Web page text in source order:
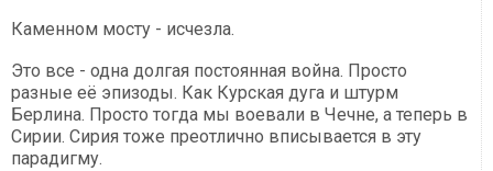
Каменном мосту - исчезла.
Это все - одна долгая постоянная война. Просто
разные её эпизоды. Как Курская дуга и штурм
Берлина. Просто тогда мы воевали в Чечне, а теперь в
Сирии. Сирия тоже преотлично вписывается в эту
парадигму.